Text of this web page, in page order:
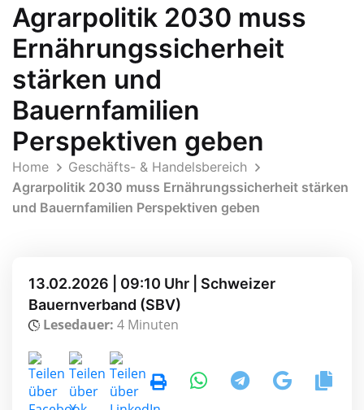
Agrarpolitik 2030 muss
Ernährungssicherheit
stärken und
Bauernfamilien
Perspektiven geben
Home
Geschäfts- & Handelsbereich
Agrarpolitik 2030 muss Ernährungssicherheit stärken
und Bauernfamilien Perspektiven geben
13.02.2026 | 09:10 Uhr | Schweizer
Bauernverband (SBV)
Lesedauer: 4 Minuten